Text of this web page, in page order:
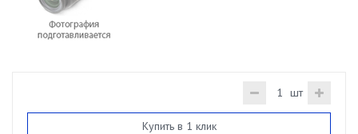
шт
Купить в 1 клик